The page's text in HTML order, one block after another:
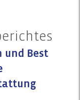
und Best